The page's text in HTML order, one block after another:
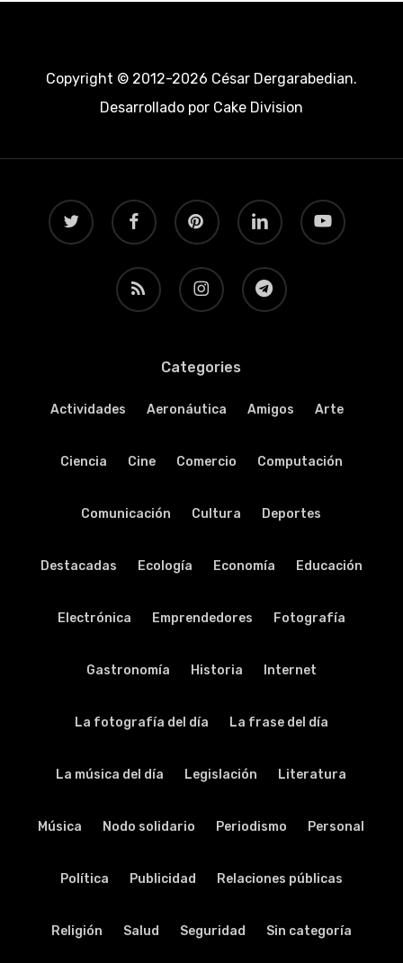
Copyright © 2012-2026 César Dergarabedian.
Desarrollado porCake Division
twitter facebook pinterest linkedin youtube
RSS instagram telegram
Categories
Actividades Aeronáutica Amigos Arte
Ciencia Cine Comercio Computación
Comunicación Cultura Deportes
Destacadas Ecología Economía Educación
Electrónica Emprendedores Fotografía
Gastronomía Historia Internet
La fotografía del día La frase del día
La música del día Legislación Literatura
Música Nodo solidario Periodismo Personal
Política Publicidad Relaciones públicas
Religión Salud Seguridad Sin categoría